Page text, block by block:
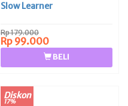
Slow Learner
Rp 179.000
Rp 99.000
BELI
Diskon
17%